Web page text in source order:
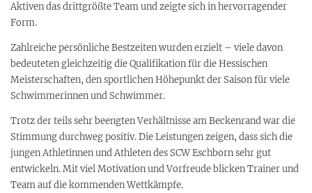
Aktiven das drittgrößte Team und zeigte sich in hervorragender
Form.
Zahlreiche persönliche Bestzeiten wurden erzielt – viele davon
bedeuteten gleichzeitig die Qualifikation für die Hessischen
Meisterschaften, den sportlichen Höhepunkt der Saison für viele
Schwimmerinnen und Schwimmer.
Trotz der teils sehr beengten Verhältnisse am Beckenrand war die
Stimmung durchweg positiv. Die Leistungen zeigen, dass sich die
jungen Athletinnen und Athleten des SCW Eschborn sehr gut
entwickeln. Mit viel Motivation und Vorfreude blicken Trainer und
Team auf die kommenden Wettkämpfe.